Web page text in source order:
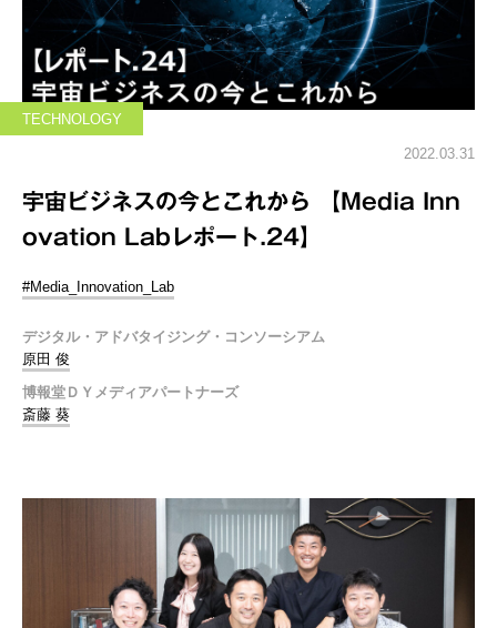
TECHNOLOGY
2022.03.31
宇宙ビジネスの今とこれから 【Media Inn
ovation Labレポート.24】
#Media_Innovation_Lab
デジタル・アドバタイジング・コンソーシアム
原田 俊
博報堂ＤＹメディアパートナーズ
斎藤 葵